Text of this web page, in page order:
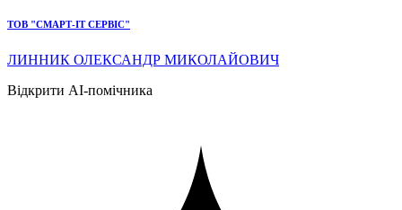
ТОВ "СМАРТ-ІТ СЕРВІС"
ЛИННИК ОЛЕКСАНДР МИКОЛАЙОВИЧ
Відкрити AI-помічника